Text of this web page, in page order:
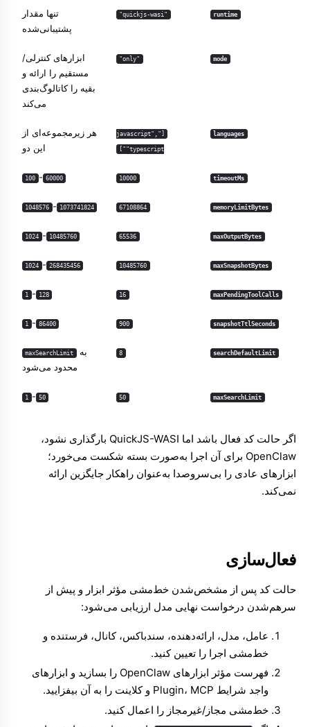
runtime
"quickjs-wasi"
تنها مقدار
پشتیبانی‌شده
mode
"only"
ابزارهای کنترلی/
مستقیم را ارائه و
بقیه را کاتالوگ‌بندی
می‌کند
languages
["javascript",
"typescript"]
هر زیرمجموعه‌ای از
این دو
timeoutMs
10000
100 - 60000
memoryLimitBytes
67108864
1048576 - 1073741824
maxOutputBytes
65536
1024 - 10485760
maxSnapshotBytes
10485760
1024 - 268435456
maxPendingToolCalls
16
1 - 128
snapshotTtlSeconds
900
1 - 86400
searchDefaultLimit
8 به maxSearchLimit
محدود می‌شود
maxSearchLimit
50
1 - 50
اگر حالت کد فعال باشد اما QuickJS-WASI بارگذاری نشود،
OpenClaw برای آن اجرا به‌صورت بسته شکست می‌خورد؛
ابزارهای عادی را بی‌سروصدا به‌عنوان راهکار جایگزین ارائه
نمی‌کند.
فعال‌سازی
حالت کد پس از مشخص‌شدن خط‌مشی مؤثر ابزار و پیش از
سرهم‌شدن درخواست نهایی مدل ارزیابی می‌شود:
عامل، مدل، ارائه‌دهنده، سندباکس، کانال، فرستنده و
خط‌مشی اجرا را تعیین کنید.
فهرست مؤثر ابزارهای OpenClaw را بسازید و ابزارهای
واجد شرایط Plugin، MCP و کلاینت را به آن بیفزایید.
خط‌مشی مجاز/غیرمجاز را اعمال کنید.